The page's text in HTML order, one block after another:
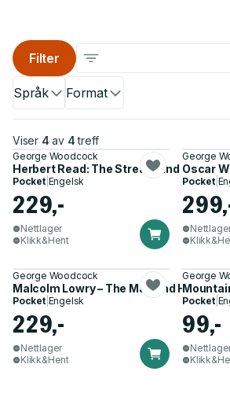
Språk Format
Filter
Viser 4 av 4 treff
George Woodcock
Herbert Read: The Stream and the
Pocket| Engelsk
229,-
Nettlager
Klikk&Hent
George
Oscar
Pocket|
George Woodcock
Malcolm Lowry – The Man and His Work
Pocket| Engelsk
229,-
Nettlager
Klikk&Hent
George
Pocket|
99,-